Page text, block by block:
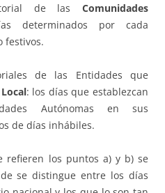
de las Comunidades
determinados por cada
festivos.
de las Entidades que
: los días que establezcan
Autónomas en sus
de días inhábiles.
refieren los puntos a) y b) se
se distingue entre los días